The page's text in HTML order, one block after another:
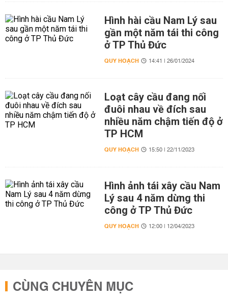
Hình hài cầu Nam Lý sau
gần một năm tái thi công
ở TP Thủ Đức
QUY HOẠCH 14:41 | 26/01/2024
Loạt cây cầu đang nối
đuôi nhau về đích sau
nhiều năm chậm tiến độ ở
TP HCM
QUY HOẠCH 15:50 | 22/11/2023
Hình ảnh tái xây cầu Nam
Lý sau 4 năm dừng thi
công ở TP Thủ Đức
QUY HOẠCH 12:00 | 12/04/2023
CÙNG CHUYÊN MỤC